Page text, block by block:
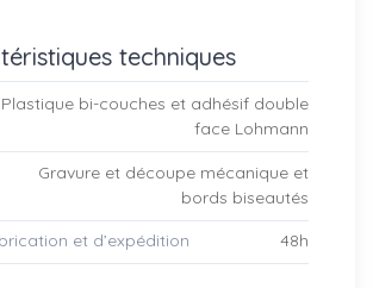
techniques
Plastique bi-couches et adhésif double
face Lohmann
Gravure et découpe mécanique et
bords biseautés
et d’expédition 48h